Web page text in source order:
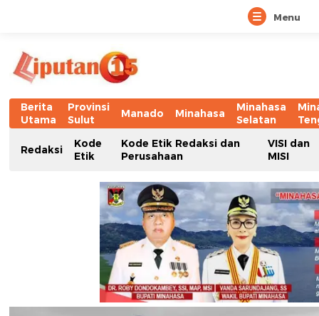
Menu
Berita
Utama
Provinsi
Sulut
Manado Minahasa
Minahasa
Selatan
Redaksi
Kode
Etik
Kode Etik Redaksi dan
Perusahaan
VISI dan
MISI